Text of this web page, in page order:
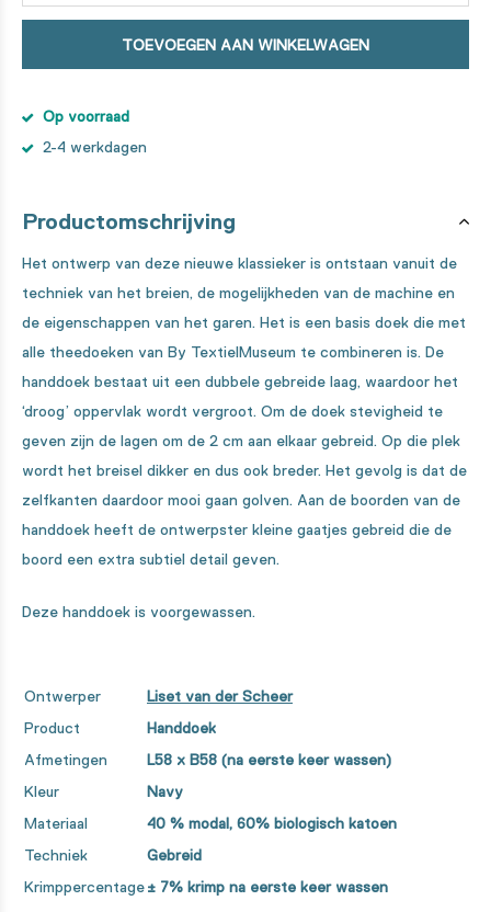
TOEVOEGEN AAN WINKELWAGEN
Op voorraad
2-4 werkdagen
Productomschrijving
Het ontwerp van deze nieuwe klassieker is ontstaan vanuit de
techniek van het breien, de mogelijkheden van de machine en
de eigenschappen van het garen. Het is een basis doek die met
alle theedoeken van By TextielMuseum te combineren is. De
handdoek bestaat uit een dubbele gebreide laag, waardoor het
‘droog’ oppervlak wordt vergroot. Om de doek stevigheid te
geven zijn de lagen om de 2 cm aan elkaar gebreid. Op die plek
wordt het breisel dikker en dus ook breder. Het gevolg is dat de
zelfkanten daardoor mooi gaan golven. Aan de boorden van de
handdoek heeft de ontwerpster kleine gaatjes gebreid die de
boord een extra subtiel detail geven.
Deze handdoek is voorgewassen.
Ontwerper
Liset van der Scheer
Product
Handdoek
Afmetingen
L58 x B58 (na eerste keer wassen)
Kleur
Navy
Materiaal
40 % modal, 60% biologisch katoen
Techniek
Gebreid
Krimppercentage± 7% krimp na eerste keer wassen